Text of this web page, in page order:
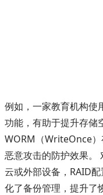
例如，一家教育机构使
功能，有助于提升存储
WORM（WriteOnce
恶意攻击的防护效果。
云或外部设备，RAID
化了备份管理，提升了